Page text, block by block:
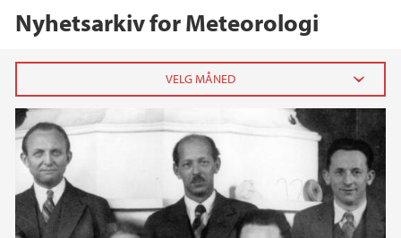
Nyhetsarkiv for Meteorologi
oktober (2)
juni (1)
mai (1)
april (1)